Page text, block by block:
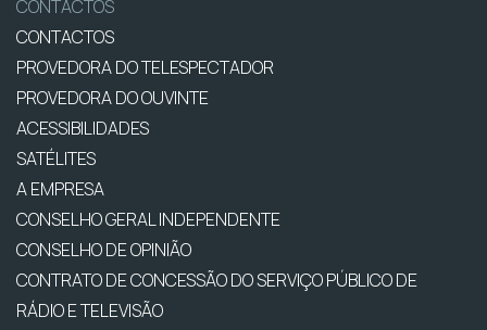
CONTACTOS
CONTACTOS
PROVEDORA DO TELESPECTADOR
PROVEDORA DO OUVINTE
ACESSIBILIDADES
SATÉLITES
A EMPRESA
CONSELHO GERAL INDEPENDENTE
CONSELHO DE OPINIÃO
CONTRATO DE CONCESSÃO DO SERVIÇO PÚBLICO DE
RÁDIO E TELEVISÃO